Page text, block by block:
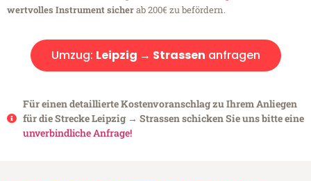
wertvolles Instrument sicherab 200€ zu befördern.
Umzug: Leipzig → Strassen anfragen
Für einen detaillierte Kostenvoranschlag zu Ihrem Anliegen
für die Strecke Leipzig → Strassen schicken Sie uns bitte eine
unverbindliche Anfrage!